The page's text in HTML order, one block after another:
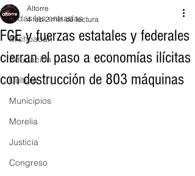
Todas las entradas
Michoacán
Educación
Cultura
Municipios
Morelia
Justicia
Congreso
FGE y fuerzas estatales y federales
cierran el paso a economías ilícitas
con destrucción de 803 máquinas
Altorre
4 feb 2 min de lectura